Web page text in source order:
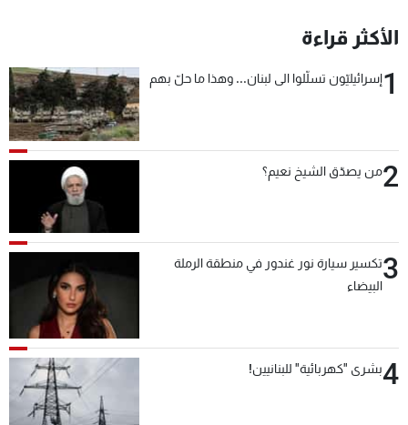
الأكثر قراءة
1إسرائيليّون تسلّلوا الى لبنان... وهذا ما حلّ بهم
2من يصدّق الشيخ نعيم؟
3تكسير سيارة نور غندور في منطقة الرملة
البيضاء
4بشرى "كهربائية" للبنانيين!